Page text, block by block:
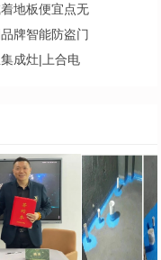
地板便宜点无
牌智能防盗门
成灶|上合电